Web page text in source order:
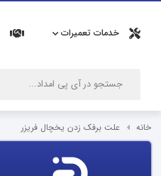
خدمات تعمیرات
خانه علت برفک زدن یخچال فریزر